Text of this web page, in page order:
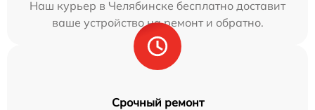
Наш курьер в Челябинске бесплатно доставит
ваше устройство на ремонт и обратно.
Срочный ремонт